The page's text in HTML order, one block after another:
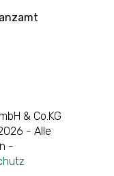
& Co.KG
- Alle
-